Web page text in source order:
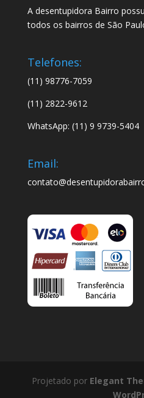
A desentupidora Bairro
todos os bairros de São
Telefones:
(11) 98776-7059
(11) 2822-9612
WhatsApp: (11) 9 9739-5404
Email:
Projetado por Elegant